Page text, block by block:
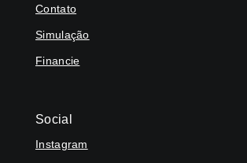
Contato
Simulação
Financie
Social
Instagram